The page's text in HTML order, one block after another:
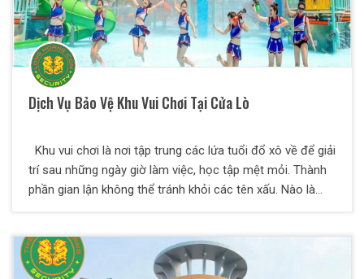
Dịch Vụ Bảo Vệ Khu Vui Chơi Tại Cửa Lò
Khu vui chơi là nơi tập trung các lứa tuổi đổ xô về để giải
trí sau những ngày giờ làm việc, học tập mệt mỏi. Thành
phần gian lận không thể tránh khỏi các tên xấu. Nào là
quyết định thành lập để mang lại những giải pháp an ninh,
tốt nhất để tạo ra dịch vụ khu vui chơi giải trí, mang lại sự